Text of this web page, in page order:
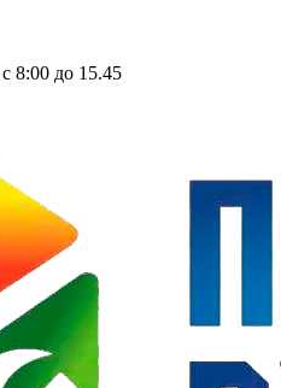
8:00 до 15.45